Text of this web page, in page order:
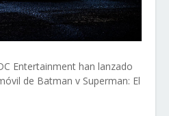
Entertainment han lanzado
de Batman v Superman: El